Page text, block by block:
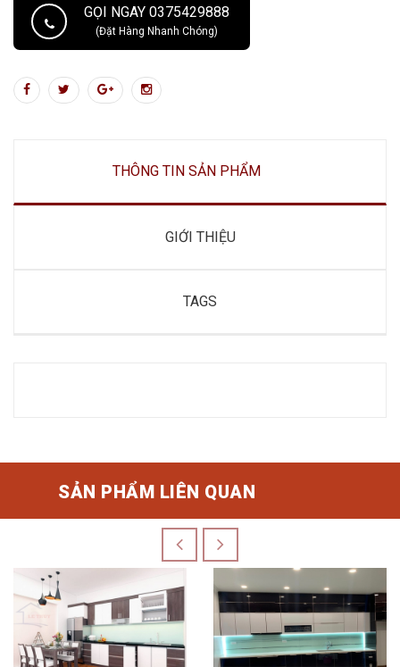
GỌI NGAY 0375429888
(Đặt Hàng Nhanh Chóng)
THÔNG TIN SẢN PHẨM
GIỚI THIỆU
TAGS
SẢN PHẨM LIÊN QUAN